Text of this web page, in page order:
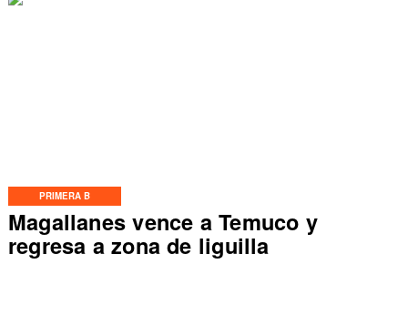
PRIMERA B
Magallanes vence a Temuco y
regresa a zona de liguilla